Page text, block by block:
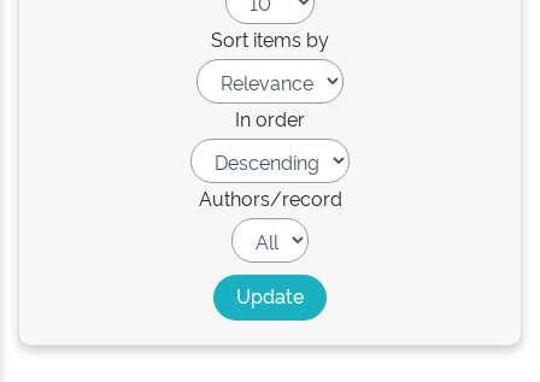
Sort items by
In order
Authors/record